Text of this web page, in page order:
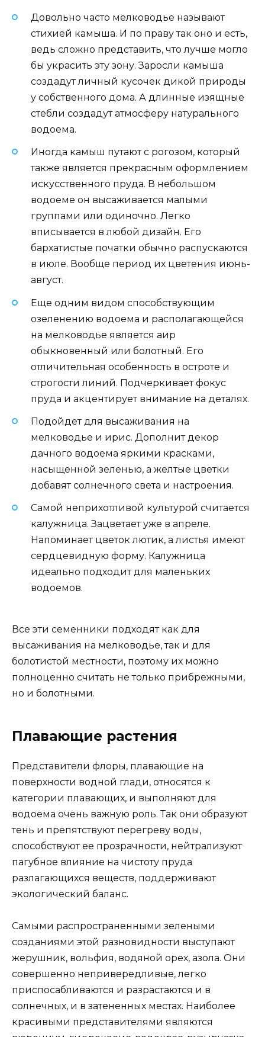
Довольно часто мелководье называют
стихией камыша. И по праву так оно и есть,
ведь сложно представить, что лучше могло
бы украсить эту зону. Заросли камыша
создадут личный кусочек дикой природы
у собственного дома. А длинные изящные
стебли создадут атмосферу натурального
водоема.
Иногда камыш путают с рогозом, который
также является прекрасным оформлением
искусственного пруда. В небольшом
водоеме он высаживается малыми
группами или одиночно. Легко
вписывается в любой дизайн. Его
бархатистые початки обычно распускаются
в июле. Вообще период их цветения июнь-
август.
Еще одним видом способствующим
озеленению водоема и располагающейся
на мелководье является аир
обыкновенный или болотный. Его
отличительная особенность в остроте и
строгости линий. Подчеркивает фокус
пруда и акцентирует внимание на деталях.
Подойдет для высаживания на
мелководье и ирис. Дополнит декор
дачного водоема яркими красками,
насыщенной зеленью, а желтые цветки
добавят солнечного света и настроения.
Самой неприхотливой культурой считается
калужница. Зацветает уже в апреле.
Напоминает цветок лютик, а листья имеют
сердцевидную форму. Калужница
идеально подходит для маленьких
водоемов.
Все эти семенники подходят как для
высаживания на мелководье, так и для
болотистой местности, поэтому их можно
полноценно считать не только прибрежными,
но и болотными.
Плавающие растения
Представители флоры, плавающие на
поверхности водной глади, относятся к
категории плавающих, и выполняют для
водоема очень важную роль. Так они образуют
тень и препятствуют перегреву воды,
способствуют ее прозрачности, нейтрализуют
пагубное влияние на чистоту пруда
разлагающихся веществ, поддерживают
экологический баланс.
Самыми распространенными зелеными
созданиями этой разновидности выступают
жерушник, вольфия, водяной орех, азола. Они
совершенно непривередливые, легко
приспосабливаются и разрастаются и в
солнечных, и в затененных местах. Наиболее
красивыми представителями являются